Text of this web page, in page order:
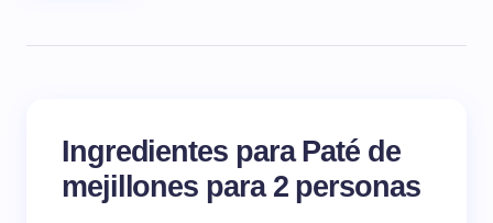
Ingredientes para Paté de
mejillones para 2 personas